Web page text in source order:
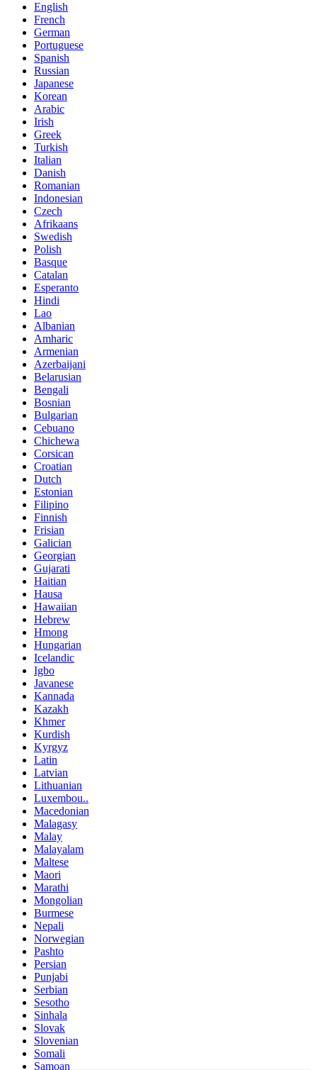
English
French
German
Portuguese
Spanish
Russian
Japanese
Korean
Arabic
Irish
Greek
Turkish
Italian
Danish
Romanian
Indonesian
Czech
Afrikaans
Swedish
Polish
Basque
Catalan
Esperanto
Hindi
Lao
Albanian
Amharic
Armenian
Azerbaijani
Belarusian
Bengali
Bosnian
Bulgarian
Cebuano
Chichewa
Corsican
Croatian
Dutch
Estonian
Filipino
Finnish
Frisian
Galician
Georgian
Gujarati
Haitian
Hausa
Hawaiian
Hebrew
Hmong
Hungarian
Icelandic
Igbo
Javanese
Kannada
Kazakh
Khmer
Kurdish
Kyrgyz
Latin
Latvian
Lithuanian
Luxembou..
Macedonian
Malagasy
Malay
Malayalam
Maltese
Maori
Marathi
Mongolian
Burmese
Nepali
Norwegian
Pashto
Persian
Punjabi
Serbian
Sesotho
Sinhala
Slovak
Slovenian
Somali
Samoan